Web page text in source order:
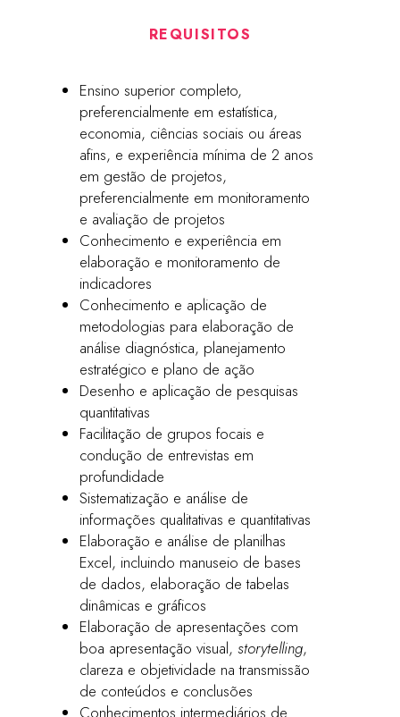
REQUISITOS
Ensino superior completo,
preferencialmente em estatística,
economia, ciências sociais ou áreas
afins, e experiência mínima de 2 anos
em gestão de projetos,
preferencialmente em monitoramento
e avaliação de projetos
Conhecimento e experiência em
elaboração e monitoramento de
indicadores
Conhecimento e aplicação de
metodologias para elaboração de
análise diagnóstica, planejamento
estratégico e plano de ação
Desenho e aplicação de pesquisas
quantitativas
Facilitação de grupos focais e
condução de entrevistas em
profundidade
Sistematização e análise de
informações qualitativas e quantitativas
Elaboração e análise de planilhas
Excel, incluindo manuseio de bases
de dados, elaboração de tabelas
dinâmicas e gráficos
Elaboração de apresentações com
boa apresentação visual,storytelling,
clareza e objetividade na transmissão
de conteúdos e conclusões
Conhecimentos intermediários de